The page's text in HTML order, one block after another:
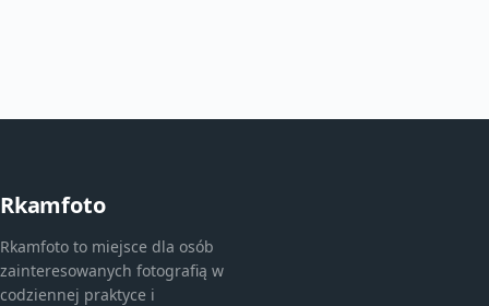
Rkamfoto
Rkamfoto to miejsce dla osób
zainteresowanych fotografią w
codziennej praktyce i